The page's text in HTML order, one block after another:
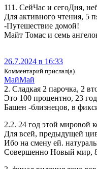
111. СейЧас и сегоДня,
Для активного чтения, 5
-Путешествие домой!
Майт Томас и семь
26.7.2024 в 16:33
Комментарий прислал(а)
МайМай
2. Сладкая 2 парочка, 2
Это 100 процентно, 23
Башен -близнецов, в
2.2. 24 год этой мировой
Для всей, предыдущей
Ибо на смену ей.
Совершенно Новый мир,